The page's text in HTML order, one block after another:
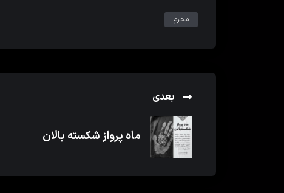
محرم
بعدی
ماه پرواز شکسته بالان